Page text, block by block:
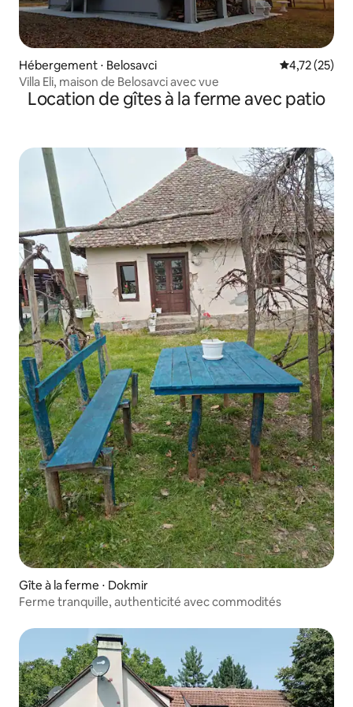
Hébergement ⋅ Belosavci Évaluation
4,72 (25)
Villa Eli, maison de Belosavci avec vue
Location de gîtes à la ferme avec patio
Gîte à la ferme ⋅ Dokmir
Ferme tranquille, authenticité avec commodités